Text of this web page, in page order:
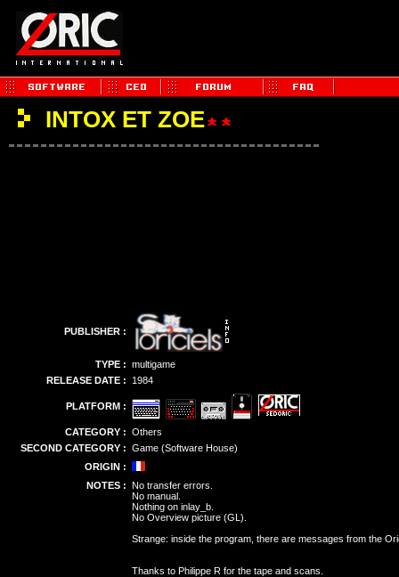
INTOX ET ZOE
PUBLISHER :
TYPE : multigame
RELEASE DATE :
1984
PLATFORM :
CATEGORY : Others
SECOND CATEGORY : Game (Software House)
ORIGIN :
NOTES : No transfer errors.
No manual.
Nothing on inlay_b.
No Overview picture (GL).
Strange: inside the program, there are messages from the
Thanks to Philippe R for the tape and scans.